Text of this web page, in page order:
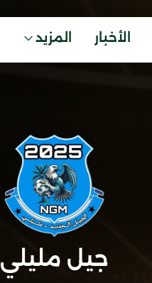
الأخبار المزيد
جيل مليلي